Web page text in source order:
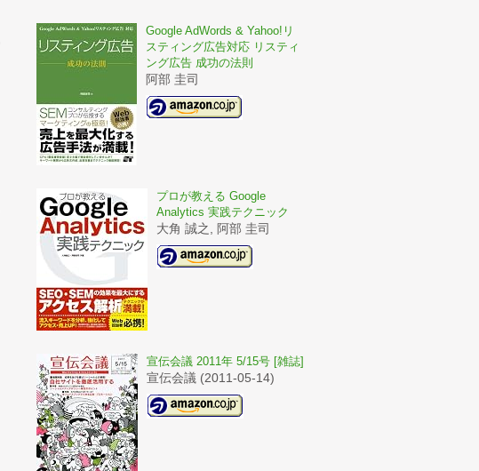
Google AdWords & Yahoo!リ
スティング広告対応 リスティ
ング広告 成功の法則
阿部 圭司
プロが教える Google
Analytics 実践テクニック
大角 誠之, 阿部 圭司
宣伝会議 2011年 5/15号 [雑誌]
宣伝会議 (2011-05-14)